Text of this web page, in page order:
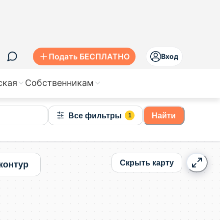
Подать БЕСПЛАТНО Вход
Собственникам
Все фильтры 1 Найти
Скрыть карту